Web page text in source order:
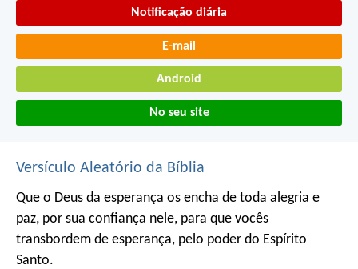
Notificação diária
E-mail
Android
No seu site
Versículo Aleatório da Bíblia
Que o Deus da esperança os encha de toda alegria e
paz, por sua confiança nele, para que vocês
transbordem de esperança, pelo poder do Espírito
Santo.